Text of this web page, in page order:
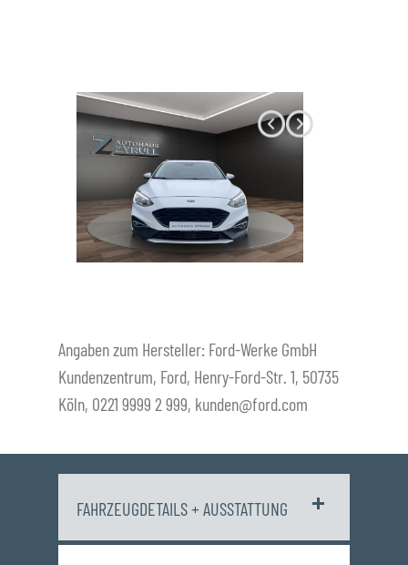
Angaben zum Hersteller: Ford-Werke GmbH
Kundenzentrum, Ford, Henry-Ford-Str. 1, 50735
Köln, 0221 9999 2 999, kunden@ford.com
FAHRZEUGDETAILS + AUSSTATTUNG